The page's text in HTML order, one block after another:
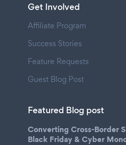
Get Involved
Affiliate Program
Success Stories
Feature Requests
Guest Blog Post
Featured Blog post
Converting Cross-Border
Black Friday & Cyber